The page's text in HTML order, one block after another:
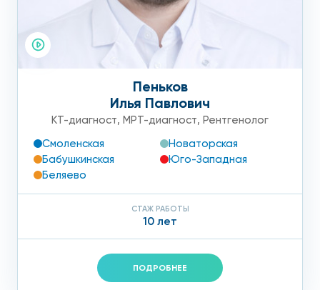
Пеньков
Илья Павлович
КТ-диагност, МРТ-диагност, Рентгенолог
Смоленская
Новаторская
Бабушкинская
Юго-Западная
Беляево
СТАЖ РАБОТЫ
10 лет
ПОДРОБНЕЕ